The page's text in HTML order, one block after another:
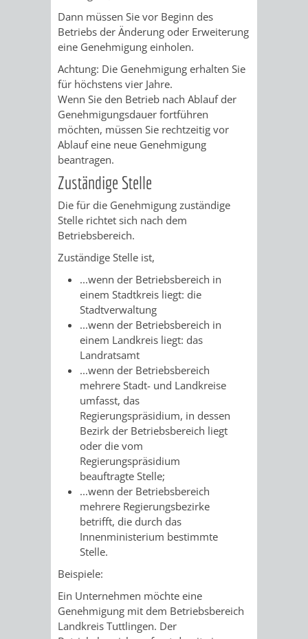
HILFE
MENSCHEN
MIT
BEHINDERUNG
MENSCHEN
MIT
DEMENZ
MIGRANTEN
FLÜCHTLINGE
BAUHERREN
BAUHERRENBERATUNG
GRUNDSTÜCKSWERTERMITTLUNG
DENKMALSCHUTZ
AUFGABEN
DER
UNTEREN
DENKMALSCHUTZBEHÖRDE
STEUERVORTEILE
SATZUNGEN
IM
BEREICH
DENKMALSCHUTZ
GENEHMIGUNGSVERFAHREN
TAG
DES
OFFENEN
DENKMALS
VERKAUF
VERKAUF
STÄDTISCHER
HÄUSER
/
LIEGENSCHAFTEN
ABWASSERBESEITIGUNG
ERSCHLIESSUNGSBEITRAG
ANTRAGSVERFAHREN
DOCH
AN
BERATUNGSERGEBNISSE
TAGESORDNUNG
/
SITZUNGSUNTERLAGEN
UMLEGUNGSAUSSCHUSS
BERATENDE
AUSSCHÜSSE
RATHAUS
BÜRGERMEISTER
/
DEZERNATE
AMT
BAURECHT
UND
BÄDER(PLANUNG
Dann müssen Sie vor Beginn des
Betriebs der Änderung oder Erweiterung
eine Genehmigung einholen.
Achtung: Die Genehmigung erhalten Sie
für höchstens vier Jahre.
Wenn Sie den Betrieb nach Ablauf der
Genehmigungsdauer fortführen
möchten, müssen Sie rechtzeitig vor
Ablauf eine neue Genehmigung
beantragen.
Zuständige Stelle
Die für die Genehmigung zuständige
Stelle richtet sich nach dem
Betriebsbereich.
Zuständige Stelle ist,
...wenn der Betriebsbereich in
einem Stadtkreis liegt: die
Stadtverwaltung
...wenn der Betriebsbereich in
einem Landkreis liegt: das
Landratsamt
...wenn der Betriebsbereich
mehrere Stadt- und Landkreise
umfasst, das
Regierungspräsidium, in dessen
Bezirk der Betriebsbereich liegt
oder die vom
Regierungspräsidium
beauftragte Stelle;
...wenn der Betriebsbereich
mehrere Regierungsbezirke
betrifft, die durch das
Innenministerium bestimmte
Stelle.
Beispiele:
Ein Unternehmen möchte eine
Genehmigung mit dem Betriebsbereich
Landkreis Tuttlingen. Der